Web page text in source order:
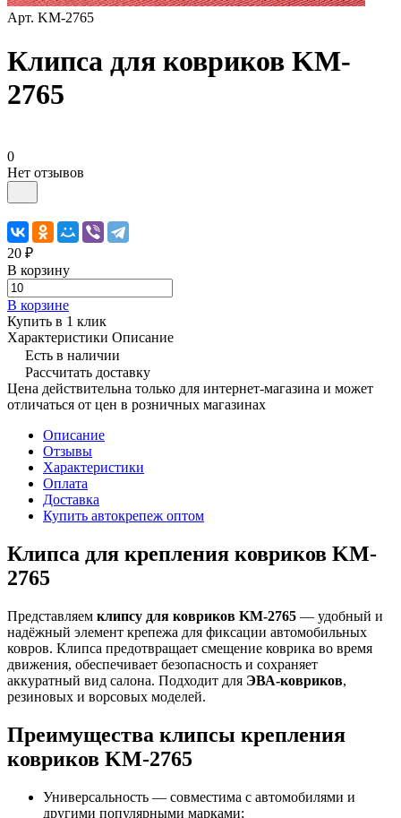
Арт. KM-2765
Клипса для ковриков KM-
2765
0
Нет отзывов
20 ₽
В корзину
В корзине
Купить в 1 клик
Характеристики Описание
Есть в наличии
Рассчитать доставку
Цена действительна только для интернет-магазина и может
отличаться от цен в розничных магазинах
Описание
Отзывы
Характеристики
Оплата
Доставка
Купить автокрепеж оптом
Клипса для крепления ковриков KM-
2765
Представляем клипсу для ковриков KM-2765 — удобный и
надёжный элемент крепежа для фиксации автомобильных
ковров. Клипса предотвращает смещение коврика во время
движения, обеспечивает безопасность и сохраняет
аккуратный вид салона. Подходит для ЭВА-ковриков,
резиновых и ворсовых моделей.
Преимущества клипсы крепления
ковриков KM-2765
Универсальность — совместима с автомобилями и
другими популярными марками;